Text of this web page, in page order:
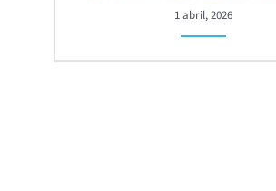
1 abril, 2026